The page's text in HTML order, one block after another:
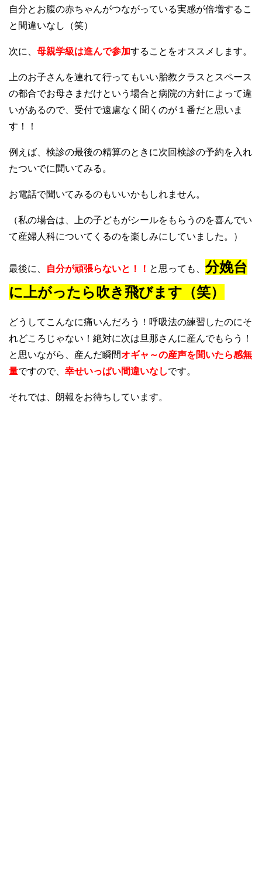
自分とお腹の赤ちゃんがつながっている実感が倍増するこ
と間違いなし（笑）
次に、 母親学級は進んで参加することをオススメします。
上のお子さんを連れて行ってもいい胎教クラスとスペース
の都合でお母さまだけという場合と病院の方針によって違
いがあるので、受付で遠慮なく聞くのが１番だと思いま
す！！
例えば、検診の最後の精算のときに次回検診の予約を入れ
たついでに聞いてみる。
お電話で聞いてみるのもいいかもしれません。
（私の場合は、上の子どもがシールをもらうのを喜んでい
て産婦人科についてくるのを楽しみにしていました。）
最後に、 自分が頑張らないと！！ と思っても、 分娩台
に上がったら吹き飛びます（笑）
どうしてこんなに痛いんだろう！呼吸法の練習したのにそ
れどころじゃない！絶対に次は旦那さんに産んでもらう！
と思いながら、産んだ瞬間オギャ～の産声を聞いたら感無
量ですので、 幸せいっぱい間違いなしです。
それでは、朗報をお待ちしています。